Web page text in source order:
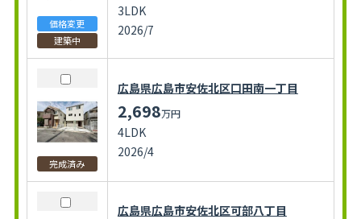
価格変更
建築中
3LDK
2026/7
完成済み
広島県広島市安佐北区口田南一丁目
2,698万円
4LDK
2026/4
広島県広島市安佐北区可部八丁目